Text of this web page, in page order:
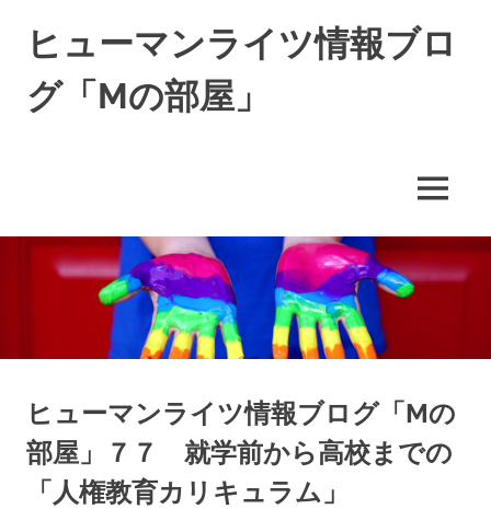
ヒューマンライツ情報ブロ
グ「Mの部屋」
の
「わ
尊
さ
れ
る
MENU
ヒューマンライツ情報ブログ「Mの
部屋」７７ 就学前から高校までの
「人権教育カリキュラム」